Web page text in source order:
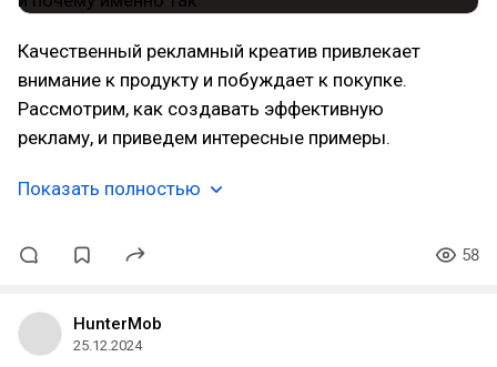
Качественный рекламный креатив привлекает
внимание к продукту и побуждает к покупке.
Рассмотрим, как создавать эффективную
рекламу, и приведем интересные примеры.
Показать полностью
58
HunterMob
25.12.2024